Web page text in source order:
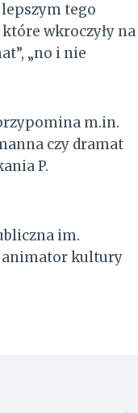
tego
które wkroczyły na
„no i nie
m.in.
czy dramat
P.
im.
animator kultury